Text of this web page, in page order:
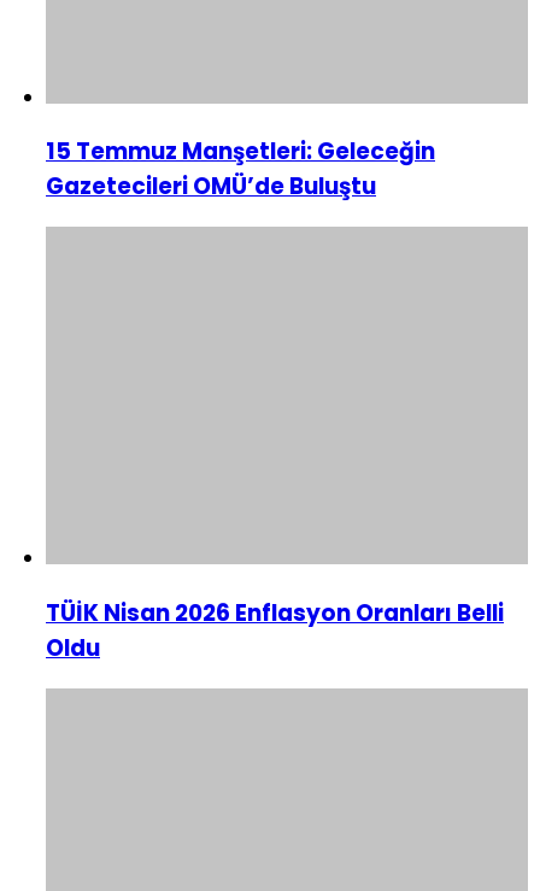
15 Temmuz Manşetleri: Geleceğin
Gazetecileri OMÜ’de Buluştu
TÜİK Nisan 2026 Enflasyon Oranları Belli
Oldu